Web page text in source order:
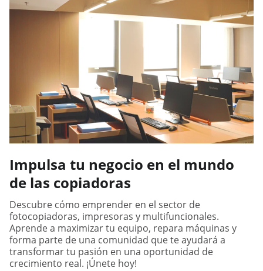
Impulsa tu negocio en el mundo
de las copiadoras
Descubre cómo emprender en el sector de
fotocopiadoras, impresoras y multifuncionales.
Aprende a maximizar tu equipo, repara máquinas y
forma parte de una comunidad que te ayudará a
transformar tu pasión en una oportunidad de
crecimiento real. ¡Únete hoy!